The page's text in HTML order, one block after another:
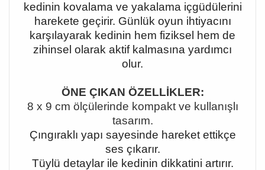
kedinin kovalama ve yakalama içgüdülerini
harekete geçirir. Günlük oyun ihtiyacını
karşılayarak kedinin hem fiziksel hem de
zihinsel olarak aktif kalmasına yardımcı
olur.
ÖNE ÇIKAN ÖZELLİKLER:
8 x 9 cm ölçülerinde kompakt ve kullanışlı
tasarım.
Çıngıraklı yapı sayesinde hareket ettikçe
ses çıkarır.
Tüylü detaylar ile kedinin dikkatini artırır.